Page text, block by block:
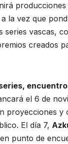
la vez que
series vascas,
creados
el 6 de
proyecciones y
El día 7,
punto de